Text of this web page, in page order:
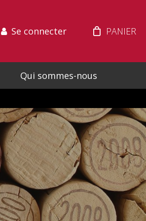
Se connecter
Qui sommes-nous